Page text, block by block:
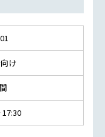
け
17:30